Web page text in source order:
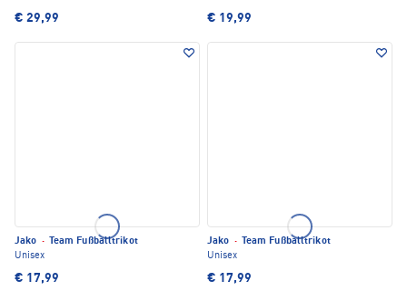
€ 29,99 € 19,99
Jako ·
Team Fußballtrikot
Unisex
€ 17,99
Jako ·
Team Fußballtrikot
Unisex
€ 17,99